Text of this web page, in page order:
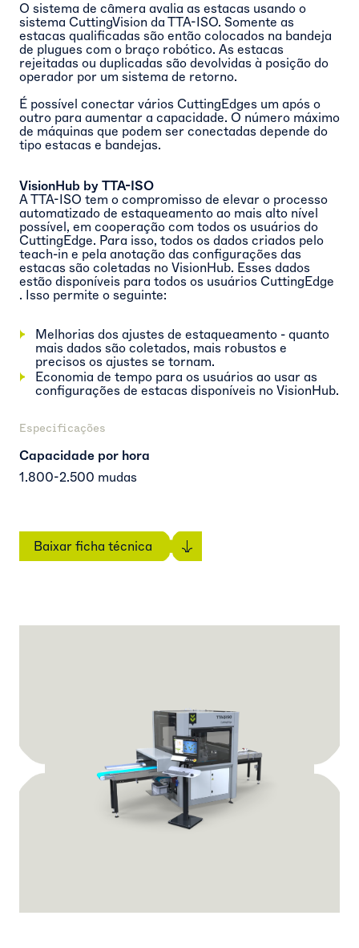
O sistema de câmera avalia as estacas usando o
sistema CuttingVision da TTA-ISO. Somente as
estacas qualificadas são então colocados na bandeja
de plugues com o braço robótico. As estacas
rejeitadas ou duplicadas são devolvidas à posição do
operador por um sistema de retorno.
É possível conectar vários CuttingEdges um após o
outro para aumentar a capacidade. O número máximo
de máquinas que podem ser conectadas depende do
tipo estacas e bandejas.
VisionHub by TTA-ISO
A TTA-ISO tem o compromisso de elevar o processo
automatizado de estaqueamento ao mais alto nível
possível, em cooperação com todos os usuários do
CuttingEdge. Para isso, todos os dados criados pelo
teach-in e pela anotação das configurações das
estacas são coletadas no VisionHub. Esses dados
estão disponíveis para todos os usuários CuttingEdge
. Isso permite o seguinte:
Melhorias dos ajustes de estaqueamento - quanto
mais dados são coletados, mais robustos e
precisos os ajustes se tornam.
Economia de tempo para os usuários ao usar as
configurações de estacas disponíveis no VisionHub.
Especificações
Capacidade por hora
1.800-2.500 mudas
Baixar ficha técnica